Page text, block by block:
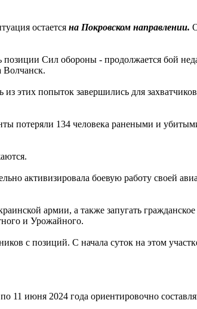
остается на Покровском направлении.
Сил обороны - продолжается бой
Волчанск.
этих попыток завершились для
потеряли 134 человека ранеными и
активизировала боевую работу своей
армии, а также запугать
и Урожайного.
с позиций. С начала суток на этом
11 июня 2024 года ориентировочно